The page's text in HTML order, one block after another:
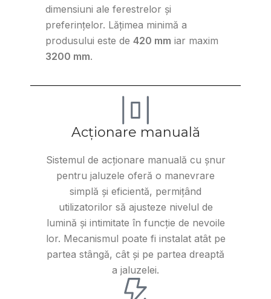
dimensiuni ale ferestrelor și
preferințelor. Lățimea minimă a
produsului este de 420 mm iar maxim
3200 mm.
Acționare manuală
Sistemul de acționare manuală cu șnur
pentru jaluzele oferă o manevrare
simplă și eficientă, permițând
utilizatorilor să ajusteze nivelul de
lumină și intimitate în funcție de nevoile
lor. Mecanismul poate fi instalat atât pe
partea stângă, cât și pe partea dreaptă
a jaluzelei.